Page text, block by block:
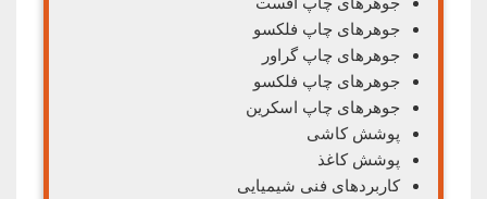
جوهرهای چاپ فلکسو
جوهرهای چاپ گراور
جوهرهای چاپ فلکسو
جوهرهای چاپ اسکرین
پوشش کاشی
پوشش کاغذ
کاربردهای فنی شیمیایی